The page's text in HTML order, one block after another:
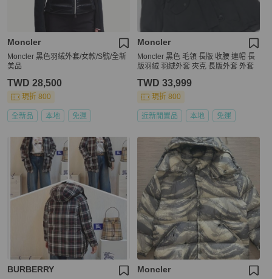
Moncler
Moncler 黑色羽絨外套/女款/S號/全新
美品
TWD 28,500
現折 800
全新品 本地 免運
Moncler
Moncler 黑色 毛領 長版 收腰 連帽 長
版羽絨 羽絨外套 夾克 長版外套 外套
TWD 33,999
現折 800
近新閒置品 本地 免運
BURBERRY Moncler